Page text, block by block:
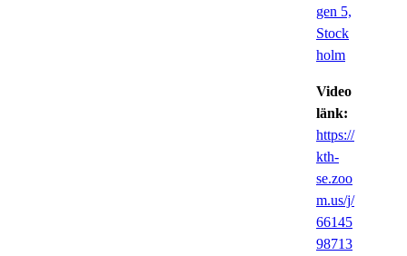
gen 5,
Stock
holm
Video
länk:
https://
kth-
se.zoo
m.us/j/
66145
98713